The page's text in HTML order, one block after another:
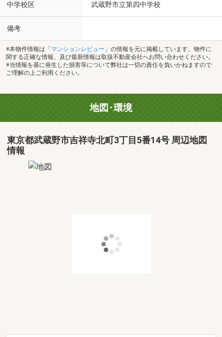
中学校区 武蔵野市立第四中学校
備考
※本物件情報は「 マンションレビュー 」の情報を元に掲載しています。物件に
関する正確な情報、及び最新情報は取扱不動産会社へお問い合わせください。
※当情報を基に発生した損害等について弊社は一切の責任を負いかねますので
ご理解の上ご利用ください。
地図･環境
東京都武蔵野市吉祥寺北町3丁目5番14号 周辺地図
情報